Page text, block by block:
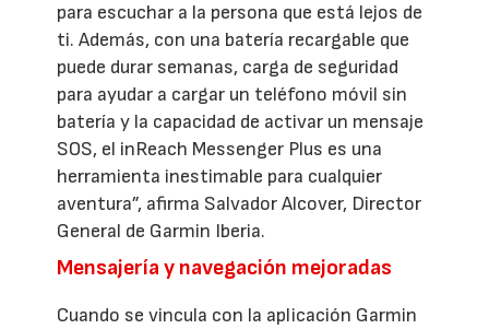
para escuchar a la persona que está lejos de
ti. Además, con una batería recargable que
puede durar semanas, carga de seguridad
para ayudar a cargar un teléfono móvil sin
batería y la capacidad de activar un mensaje
SOS, el inReach Messenger Plus es una
herramienta inestimable para cualquier
aventura”, afirma Salvador Alcover, Director
General de Garmin Iberia.
Mensajería y navegación mejoradas
Cuando se vincula con la aplicación Garmin